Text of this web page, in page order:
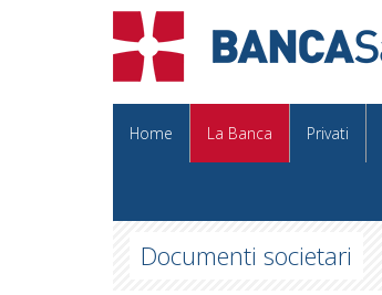
Home La Banca Privati
Documenti societari